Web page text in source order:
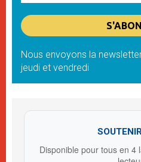
Nous envoyons la
jeudi et vendredi
Disponible pour tous en 4